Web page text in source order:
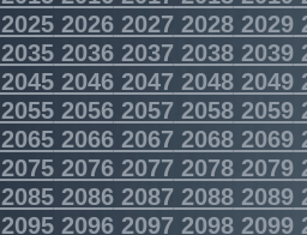
2026202720282029
20362037 20382039
20462047 20482049
20562057 20582059
20662067 20682069
20762077 20782079
20862087 20882089
20962097 20982099